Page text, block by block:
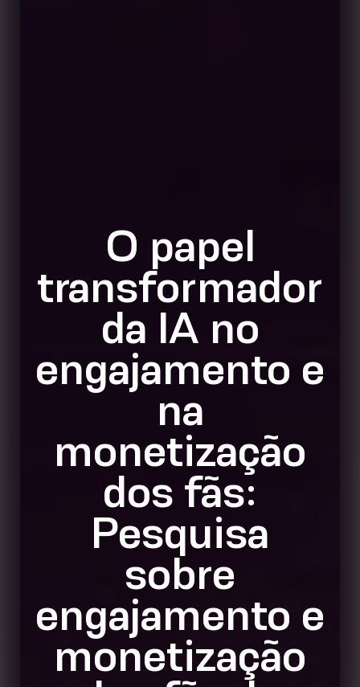
O papel
transformador
da IA no
engajamento e
na
monetização
dos fãs:
Pesquisa
sobre
engajamento e
monetização